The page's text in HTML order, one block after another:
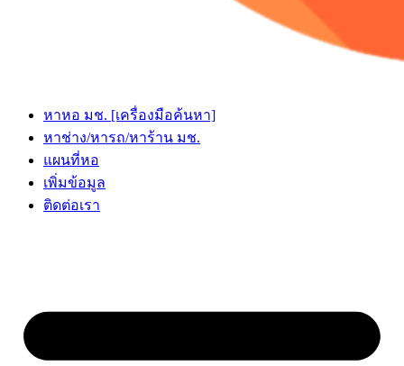
หาหอ มช. [เครื่องมือค้นหา]
หาช่าง/หารถ/หาร้าน มช.
แผนที่หอ
เพิ่มข้อมูล
ติดต่อเรา